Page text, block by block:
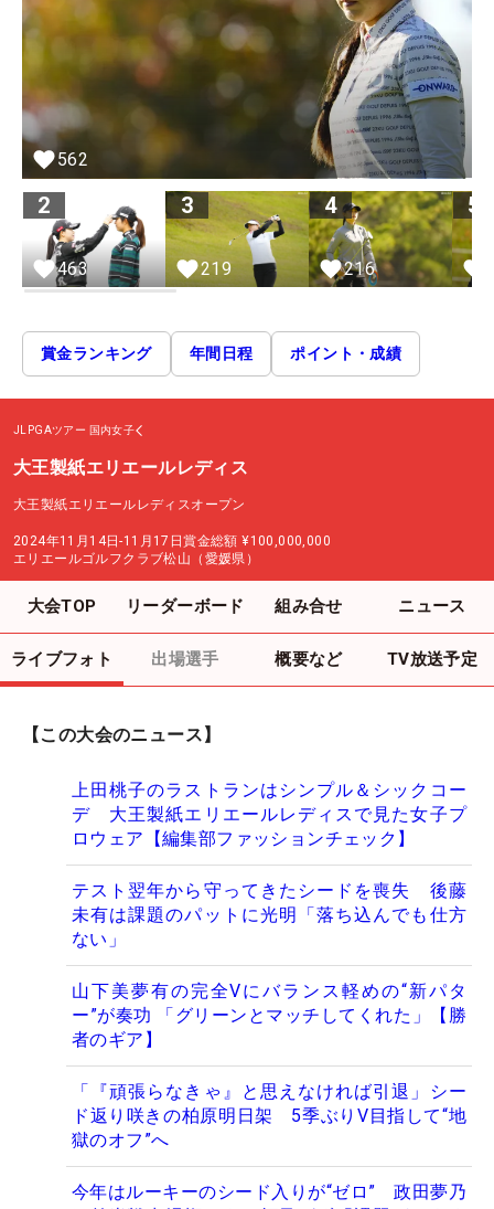
562
2
463
3
219
4
216
5
賞金ランキング 年間日程 ポイント・成績
JLPGAツアー 国内女子
大王製紙エリエールレディス
大王製紙エリエールレディスオープン
2024年11月14日-11月17日賞金総額 ¥100,000,000
エリエールゴルフクラブ松山（愛媛県）
大会TOP リーダーボード 組み合せ ニュース
ライブフォト 出場選手 概要など TV放送予定
【この大会のニュース】
上田桃子のラストランはシンプル＆シックコー
デ 大王製紙エリエールレディスで見た女子プ
ロウェア【編集部ファッションチェック】
テスト翌年から守ってきたシードを喪失 後藤
未有は課題のパットに光明「落ち込んでも仕方
ない」
山下美夢有の完全Vにバランス軽めの“新パタ
ー”が奏功 「グリーンとマッチしてくれた」【勝
者のギア】
「『頑張らなきゃ』と思えなければ引退」シー
ド返り咲きの柏原明日架 5季ぶりV目指して“地
獄のオフ”へ
今年はルーキーのシード入りが“ゼロ” 政田夢乃